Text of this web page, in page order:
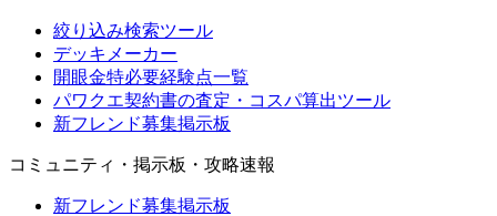
絞り込み検索ツール
デッキメーカー
開眼金特必要経験点一覧
パワクエ契約書の査定・コスパ算出ツール
新フレンド募集掲示板
コミュニティ・掲示板・攻略速報
新フレンド募集掲示板